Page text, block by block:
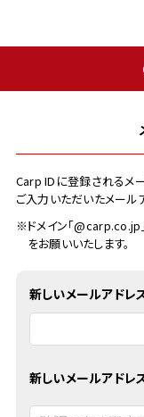
Carp IDに登録されるメー
ご入力いただいたメール
※ドメイン「@carp.co.jp
をお願いいたします。
新しいメールアドレ
新しいメールアドレ